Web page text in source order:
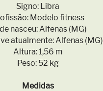
Signo: Libra
Modelo fitness
nasceu: Alfenas (MG)
atualmente: Alfenas (MG)
Altura: 1,56 m
Peso: 52 kg
Medidas